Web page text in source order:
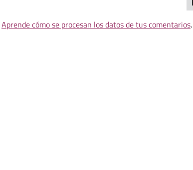
Aprende cómo se procesan los datos de tus comentarios.